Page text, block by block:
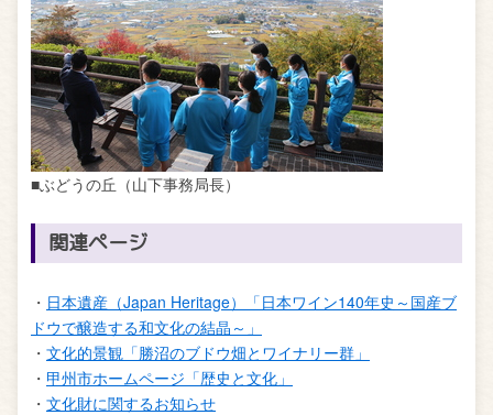
■ぶどうの丘（山下事務局長）
関連ページ
・ 日本遺産（Japan Heritage）「日本ワイン140年史～国産ブ
ドウで醸造する和文化の結晶～」
・ 文化的景観「勝沼のブドウ畑とワイナリー群」
・ 甲州市ホームページ「歴史と文化」
・ 文化財に関するお知らせ